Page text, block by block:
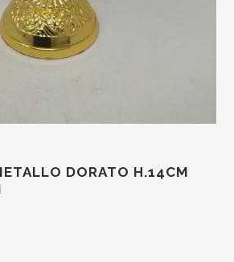
DORATO H.14CM